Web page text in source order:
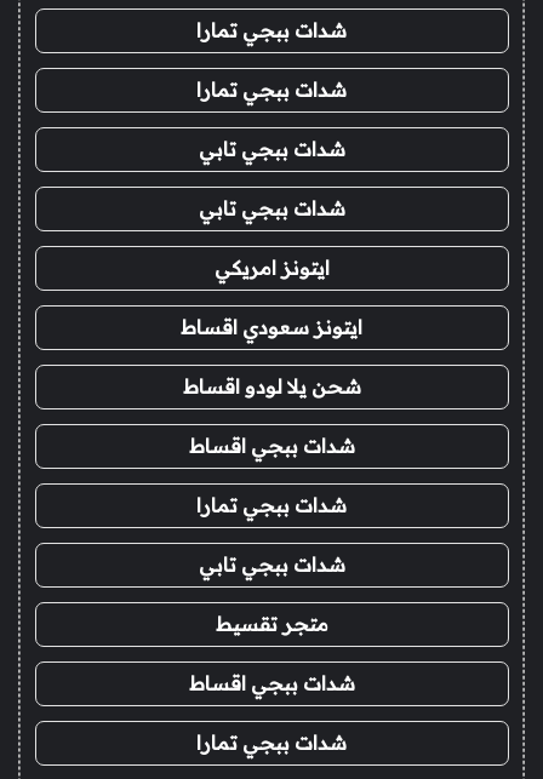
شدات ببجي تمارا
شدات ببجي تمارا
شدات ببجي تابي
شدات ببجي تابي
ايتونز امريكي
ايتونز سعودي اقساط
شحن يلا لودو اقساط
شدات ببجي اقساط
شدات ببجي تمارا
شدات ببجي تابي
متجر تقسيط
شدات ببجي اقساط
شدات ببجي تمارا